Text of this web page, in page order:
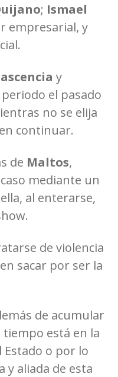
; Ismael
empresarial, y
y
el pasado
no se elija
continuar.
de Maltos,
mediante un
al enterarse,
de violencia
sacar por ser la
de acumular
tiempo está en la
o por lo
y aliada de esta